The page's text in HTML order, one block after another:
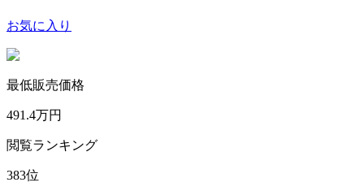
お気に入り
最低販売価格
491.4万円
閲覧ランキング
383位